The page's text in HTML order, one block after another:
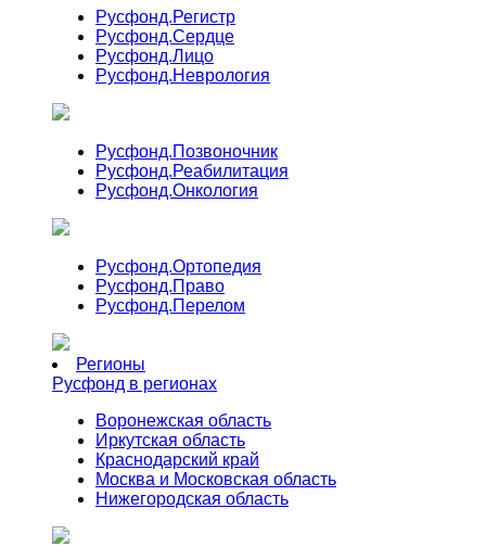
Русфонд.Регистр
Русфонд.Сердце
Русфонд.Лицо
Русфонд.Неврология
Русфонд.Позвоночник
Русфонд.Реабилитация
Русфонд.Онкология
Русфонд.Ортопедия
Русфонд.Право
Русфонд.Перелом
Регионы
Русфонд в регионах
Воронежская область
Иркутская область
Краснодарский край
Москва и Московская область
Нижегородская область